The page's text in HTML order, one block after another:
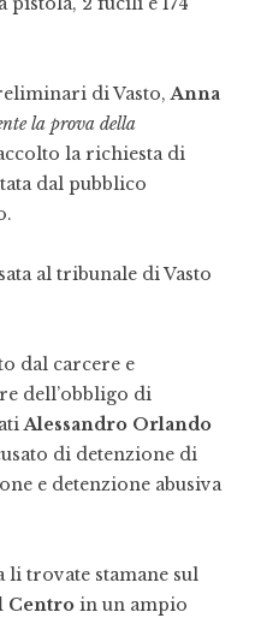
di Vasto,Anna
la prova della
la richiesta di
dal pubblico
al tribunale di Vasto
dal carcere e
dell’obbligo di
Alessandro Orlando
di detenzione di
e detenzione abusiva
trovate stamane sul
Centro in un ampio